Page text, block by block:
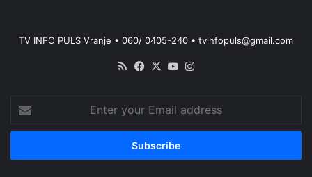
TV INFO PULS Vranje • 060/ 0405-240 • tvinfopuls@gmail.com
RSS Facebook
X YouTube
your
Email